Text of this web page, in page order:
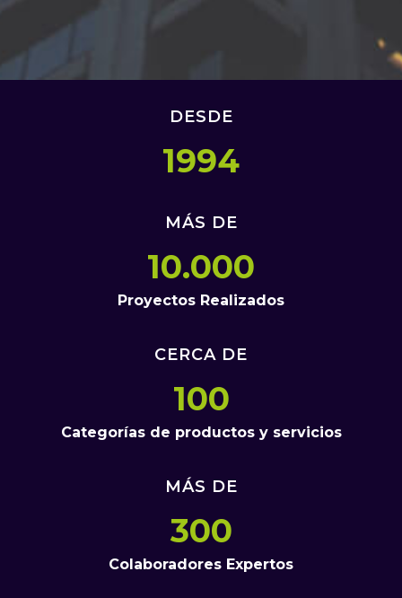
DESDE
1994
MÁS DE
Proyectos Realizados
10.000
CERCA DE
Categorías de productos y servicios
100
MÁS DE
Colaboradores Expertos
300